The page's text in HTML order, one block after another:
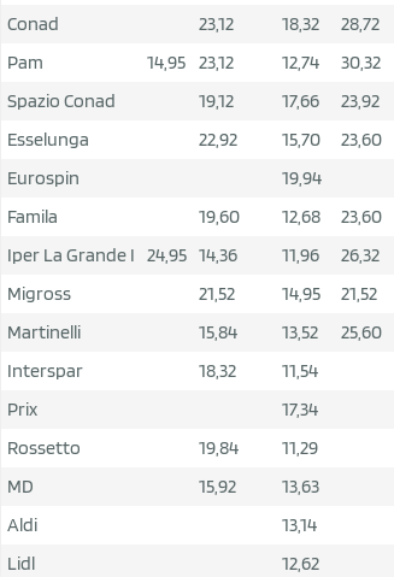
Conad
23,12 18,32 28,72
Pam
14,95 23,12 12,74 30,32
Spazio Conad
19,12 17,66 23,92
Esselunga
22,92 15,70 23,60
Eurospin
19,94
Famila
19,60 12,68 23,60
Iper La Grande I 24,95 14,36 11,96 26,32
Migross
21,52 14,95 21,52
Martinelli
15,84 13,52 25,60
Interspar
18,32 11,54
Prix
17,34
Rossetto
19,84 11,29
MD
15,92 13,63
Aldi
13,14
Lidl
12,62